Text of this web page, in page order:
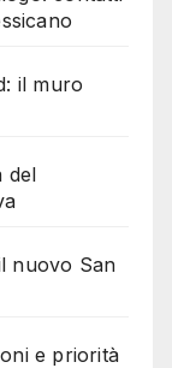
il muro
del
nuovo San
e priorità